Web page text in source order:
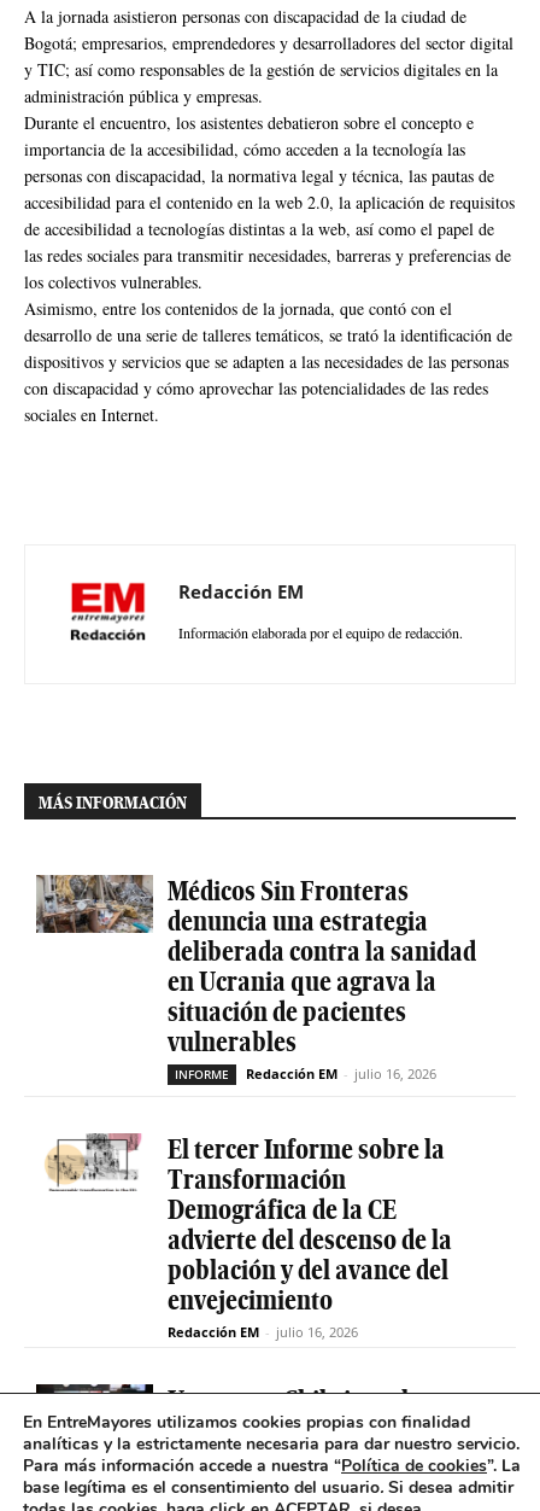
A la jornada asistieron personas con discapacidad de la ciudad de
Bogotá; empresarios, emprendedores y desarrolladores del sector digital
y TIC; así como responsables de la gestión de servicios digitales en la
administración pública y empresas.
Durante el encuentro, los asistentes debatieron sobre el concepto e
importancia de la accesibilidad, cómo acceden a la tecnología las
personas con discapacidad, la normativa legal y técnica, las pautas de
accesibilidad para el contenido en la web 2.0, la aplicación de requisitos
de accesibilidad a tecnologías distintas a la web, así como el papel de
las redes sociales para transmitir necesidades, barreras y preferencias de
los colectivos vulnerables.
Asimismo, entre los contenidos de la jornada, que contó con el
desarrollo de una serie de talleres temáticos, se trató la identificación de
dispositivos y servicios que se adapten a las necesidades de las personas
con discapacidad y cómo aprovechar las potencialidades de las redes
sociales en Internet.
Redacción EM
Información elaborada por el equipo de redacción.
MÁS INFORMACIÓN
Médicos Sin Fronteras
denuncia una estrategia
deliberada contra la sanidad
en Ucrania que agrava la
situación de pacientes
vulnerables
INFORME Redacción EM - julio 16, 2026
El tercer Informe sobre la
Transformación
Demográfica de la CE
advierte del descenso de la
población y del avance del
envejecimiento
Redacción EM - julio 16, 2026
Uruguay y Chile impulsan un
proyecto conjunto para
reducir la brecha digital de
las personas mayores
En EntreMayores utilizamos cookies propias con finalidad
analíticas y la estrictamente necesaria para dar nuestro servicio.
Para más información accede a nuestra “Política de cookies”. La
base legítima es el consentimiento del usuario. Si desea admitir